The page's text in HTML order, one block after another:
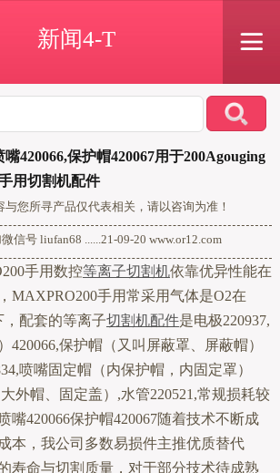
新闻4-T
420066,保护帽420067用于200Agouging
用切割机配件
与您所寻产品仅代表相关，请以咨询为准！
信号 liufan68 ......21-09-20 www.or12.com
手用数控等离子切割机依靠优异性能在
MAXPRO200手用常采用气体是O2在
，配套的等离子切割机配件是电极220937,
420066,保护帽（又叫屏蔽罩、屏蔽帽）
喷嘴固定帽（内保护帽，内固定罩）
外帽、固定盖）,水管220521,常规损耗较
嘴420066保护帽420067随着技术不断成
本，我公司多数易损件主推优质替代
寿命与切割质量，对于部分技术待成熟